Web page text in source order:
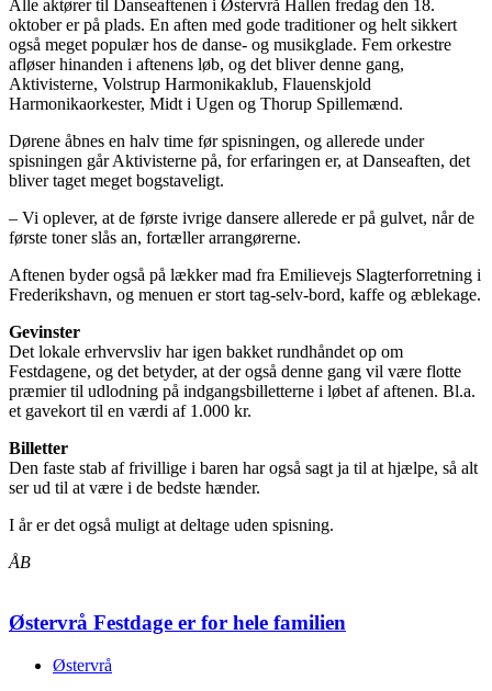
Alle aktører til Danseaftenen i Østervrå Hallen fredag den 18.
oktober er på plads. En aften med gode traditioner og helt sikkert
også meget populær hos de danse- og musikglade. Fem orkestre
afløser hinanden i aftenens løb, og det bliver denne gang,
Aktivisterne, Volstrup Harmonikaklub, Flauenskjold
Harmonikaorkester, Midt i Ugen og Thorup Spillemænd.
Dørene åbnes en halv time før spisningen, og allerede under
spisningen går Aktivisterne på, for erfaringen er, at Danseaften, det
bliver taget meget bogstaveligt.
– Vi oplever, at de første ivrige dansere allerede er på gulvet, når de
første toner slås an, fortæller arrangørerne.
Aftenen byder også på lækker mad fra Emilievejs Slagterforretning i
Frederikshavn, og menuen er stort tag-selv-bord, kaffe og æblekage.
Gevinster
Det lokale erhvervsliv har igen bakket rundhåndet op om
Festdagene, og det betyder, at der også denne gang vil være flotte
præmier til udlodning på indgangsbilletterne i løbet af aftenen. Bl.a.
et gavekort til en værdi af 1.000 kr.
Billetter
Den faste stab af frivillige i baren har også sagt ja til at hjælpe, så alt
ser ud til at være i de bedste hænder.
I år er det også muligt at deltage uden spisning.
ÅB
Østervrå Festdage er for hele familien
Østervrå